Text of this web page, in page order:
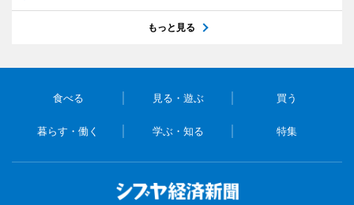
もっと見る
食べる 見る・遊ぶ 買う
暮らす・働く 学ぶ・知る 特集